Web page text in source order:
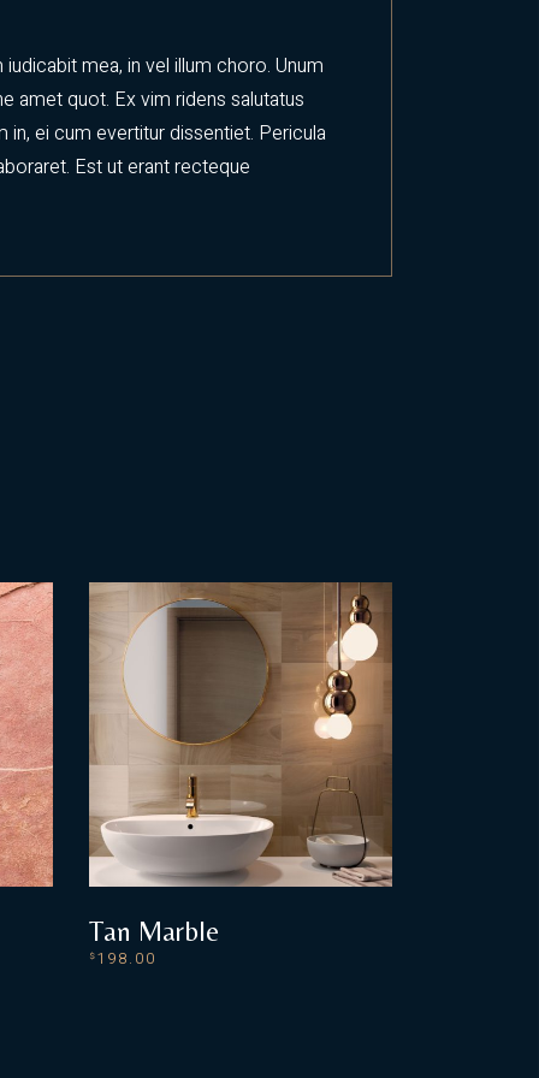
mea, in vel illum choro. Unum
amet quot. Ex vim ridens salutatus
ei cum evertitur dissentiet. Pericula
Est ut erant recteque
$198.00
Tan Marble